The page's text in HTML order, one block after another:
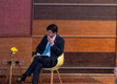
Columnas
Música Clásica
Especiales